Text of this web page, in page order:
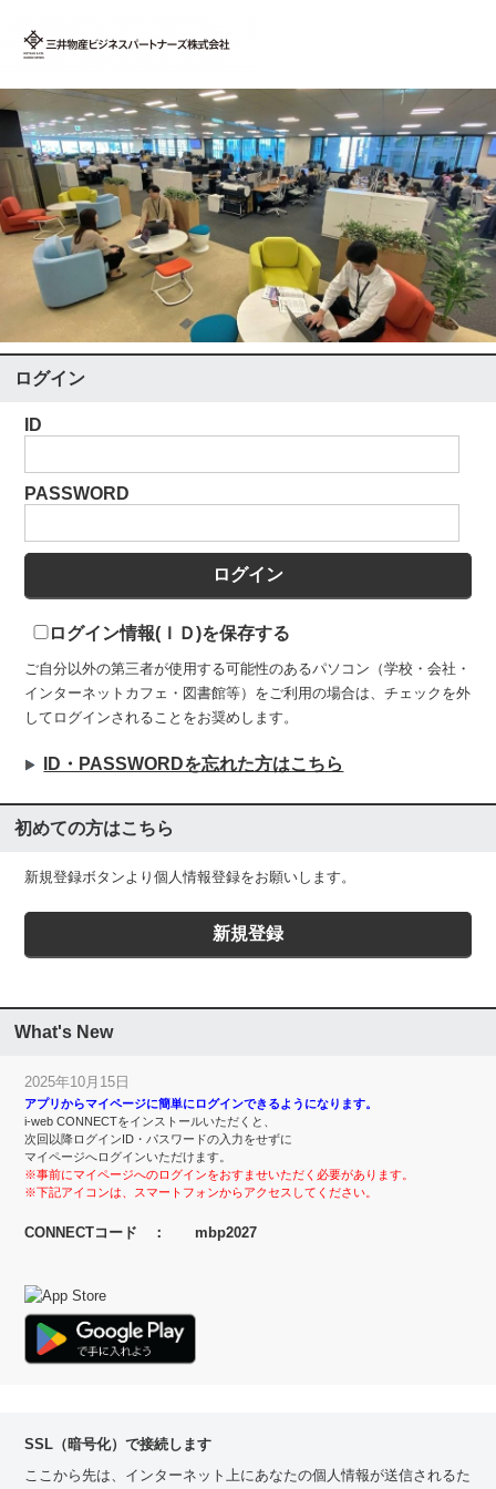
ログイン
ID
PASSWORD
ログイン情報(ＩＤ)を保存する
ご自分以外の第三者が使用する可能性のあるパソコン（学校・会社・
インターネットカフェ・図書館等）をご利用の場合は、チェックを外
してログインされることをお奨めします。
ID・PASSWORDを忘れた方はこちら
初めての方はこちら
新規登録ボタンより個人情報登録をお願いします。
What's New
2025年10月15日
アプリからマイページに簡単にログインできるようになります。
i-web CONNECTをインストールいただくと、
次回以降ログインID・パスワードの入力をせずに
マイページへログインいただけます。
※事前にマイページへのログインをおすませいただく必要があります。
※下記アイコンは、スマートフォンからアクセスしてください。
CONNECTコード ： mbp2027
SSL（暗号化）で接続します
ここから先は、インターネット上にあなたの個人情報が送信されるた